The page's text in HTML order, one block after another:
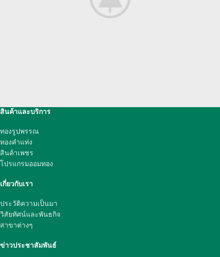
A lacus bibendum pulvinar
สินค้าและบริการ
ทองรูปพรรณ
ทองคำแท่ง
สินค้าเพชร
โปรแกรมออมทอง
เกี่ยวกับเรา
ประวัติความเป็นมา
วิสัยทัศน์และพันธกิจ
สาขาต่างๆ
ข่าวประชาสัมพันธ์